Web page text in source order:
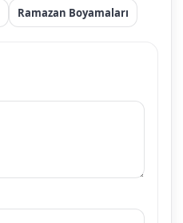
Ramazan Boyamaları